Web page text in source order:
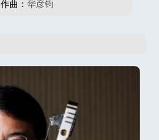
作曲： 华彦钧